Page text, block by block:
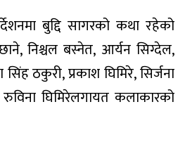
बुद्दि सागरको कथा रहेको
निश्चल बस्नेत, आर्यन सिग्देल,
ठकुरी, प्रकाश घिमिरे, सिर्जना
घिमिरेलगायत कलाकारको